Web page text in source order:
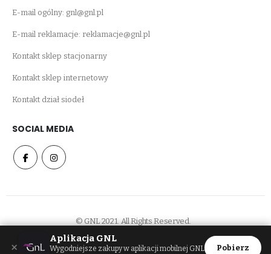
E-mail ogólny: gnl@gnl.pl
E-mail reklamacje: reklamacje@gnl.pl
Kontakt sklep stacjonarny
Kontakt sklep internetowy
Kontakt dział siodeł
SOCIAL MEDIA
© GNL 2021. All Rights Reserved.
×
Aplikacja GNL
Wygodniejsze zakupy w aplikacji mobilnej GNL
Pobierz